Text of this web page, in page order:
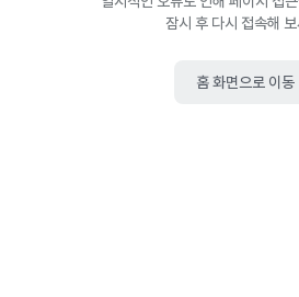
잠시 후 다시 접속해
홈 화면으로 이동